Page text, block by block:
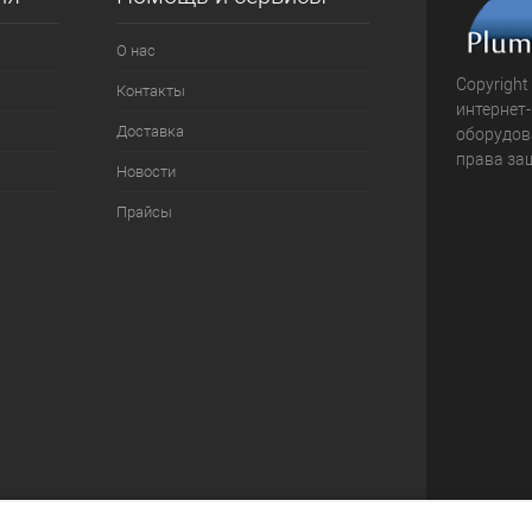
О нас
Контакты
Доставка
Новости
Прайсы
права